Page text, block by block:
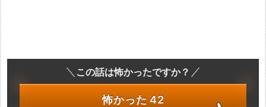
この話は怖かったですか？
怖かった 42